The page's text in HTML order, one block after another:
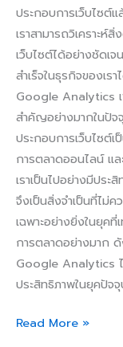
ประกอบการเว็บไซต์
เราสามารถวิเคราะ
เว็บไซต์ได้อย่างชัดเจ
สำเร็จในธุรกิจของเร
Google Analytics เ
สำคัญอย่างมากในปัจ
ประกอบการเว็บไซต์
การตลาดออนไลน์ แ
เราเป็นไปอย่างมีปร
จึงเป็นสิ่งจำเป็นที่ไม่
เฉพาะอย่างยิ่งในยุค
การตลาดอย่างมาก ดั
Google Analytics
ประสิทธิภาพในยุคปัจ
Read More »